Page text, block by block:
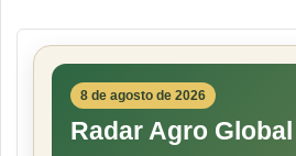
8 de agosto de 2026
Radar Agro Global